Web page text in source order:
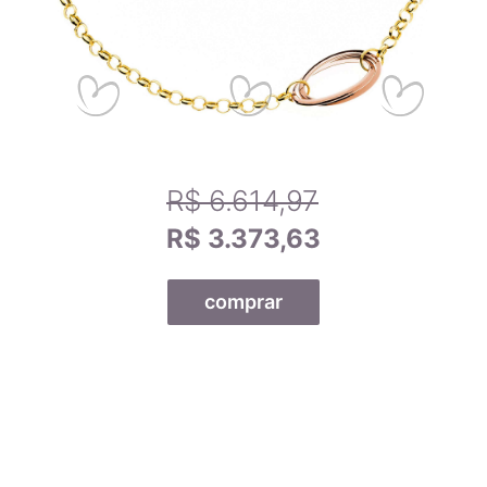
R$ 6.614,97
R$ 3.373,63
comprar